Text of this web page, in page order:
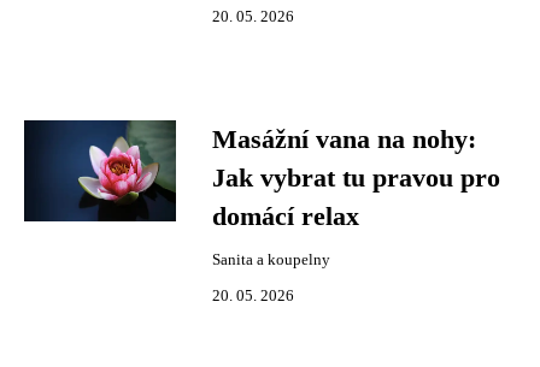
20. 05. 2026
Masážní vana na nohy:
Jak vybrat tu pravou pro
domácí relax
Sanita a koupelny
20. 05. 2026